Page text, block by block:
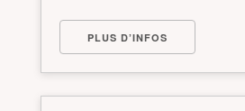
PLUS D’INFOS